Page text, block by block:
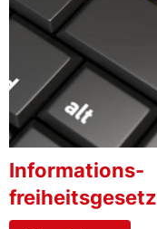
Informations-
freiheitsgesetz